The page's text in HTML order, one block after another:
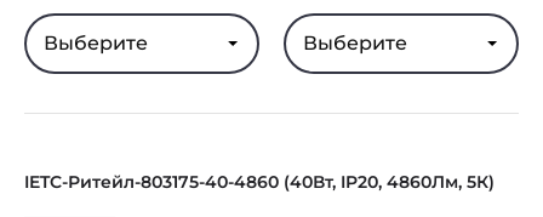
Выберите Выберите
IETC-Ритейл-803175-40-4860 (40Вт, IP20, 4860Лм, 5К)